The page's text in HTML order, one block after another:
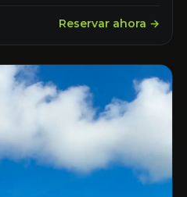
Reservar ahora →